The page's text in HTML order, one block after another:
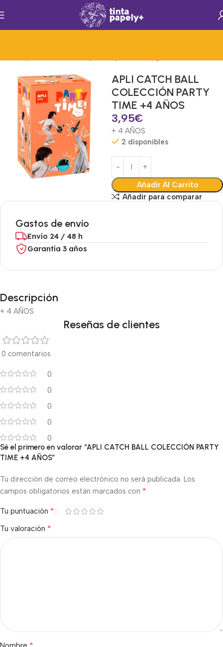
APLI CATCH BALL
COLECCIÓN PARTY
TIME +4 AÑOS
3,95€
+ 4 AÑOS
2 disponibles
Añadir Al Carrito
Añadir para comparar
Gastos de envío
Envío 24 / 48 h
Garantía 3 años
Descripción
+ 4 AÑOS
Reseñas de clientes
0 comentarios
0
0
0
0
0
Sé el primero en valorar “APLI CATCH BALL COLECCIÓN PARTY
TIME +4 AÑOS”
Tu dirección de correo electrónico no será publicada. Los
campos obligatorios están marcados con *
Tu puntuación *
Tu valoración *